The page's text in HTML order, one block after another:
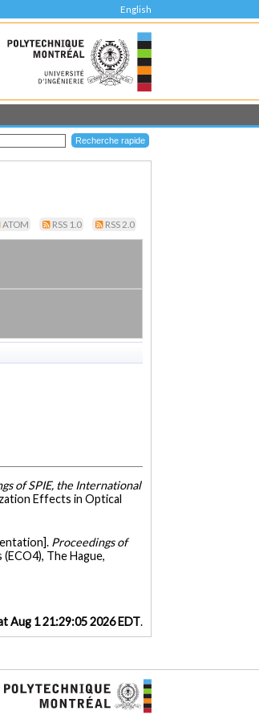
English
ATOM RSS 1.0 RSS 2.0
of SPIE, the International
Effects in Optical
Proceedings of
The Hague,
Aug 1 21:29:05 2026 EDT.